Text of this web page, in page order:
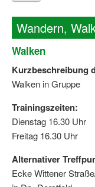
Wandern,
Walken
Kurzbeschreibung
Walken in Gruppe
Trainingszeiten:
Dienstag 16.30 Uhr
Freitag 16.30 Uhr
Alternativer
Ecke Wittener